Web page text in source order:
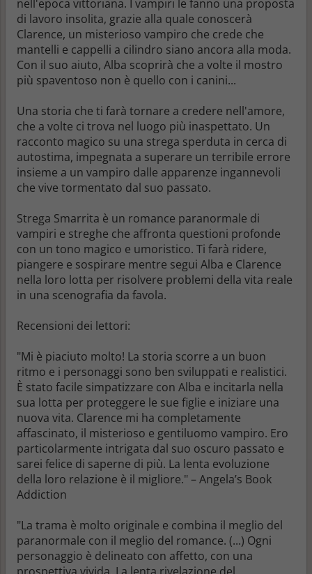
nell'epoca vittoriana. I vampiri le fanno una proposta
di lavoro insolita, grazie alla quale conoscerà
Clarence, un misterioso vampiro che crede che
mantelli e cappelli a cilindro siano ancora alla moda.
Con il suo aiuto, Alba scoprirà che a volte il mostro
più spaventoso non è quello con i canini...
Una storia che ti farà tornare a credere nell'amore,
che a volte ci trova nel luogo più inaspettato. Un
racconto magico su una strega sperduta in cerca di
autostima, impegnata a superare un terribile errore
insieme a un vampiro dalle apparenze ingannevoli
che vive tormentato dal suo passato.
Strega Smarrita è un romance paranormale di
vampiri e streghe che affronta questioni profonde
con un tono magico e umoristico. Ti farà ridere,
piangere e sospirare mentre segui Alba e Clarence
nella loro lotta per risolvere problemi della vita reale
in una scenografia da favola.
Recensioni dei lettori:
"Mi è piaciuto molto! La storia scorre a un buon
ritmo e i personaggi sono ben sviluppati e realistici.
È stato facile simpatizzare con Alba e incitarla nella
sua lotta per proteggere le sue figlie e iniziare una
nuova vita. Clarence mi ha completamente
affascinato, il misterioso e gentiluomo vampiro. Ero
particolarmente intrigata dal suo oscuro passato e
sarei felice di saperne di più. La lenta evoluzione
della loro relazione è il migliore." – Angela’s Book
Addiction
"La trama è molto originale e combina il meglio del
paranormale con il meglio del romance. (...) Ogni
personaggio è delineato con affetto, con una
prospettiva vivida. La lenta rivelazione del